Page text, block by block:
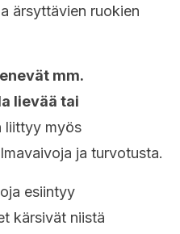
ärsyttävien ruokien
mm.
lievää tai
liittyy myös
ja turvotusta.
esiintyy
kärsivät niistä